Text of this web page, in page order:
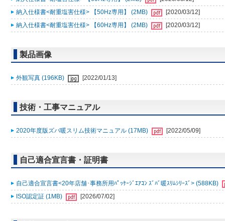
納入仕様書<耐重塩害仕様> 【50Hz専用】 (2MB)
[2020/03/12]
納入仕様書<耐重塩害仕様> 【60Hz専用】 (2MB)
[2020/03/12]
製品画像
外観写真 (196KB) [2022/01/13]
技術・工事マニュアル
2020年度版ズバ暖スリム技術マニュアル (17MB) [2022/05/09]
自己適合宣言書・証明書
自己適合宣言書<20年店舗･事務所用ﾊﾟｯｹｰｼﾞｴｱｺﾝ ｽﾞﾊﾞ暖ｽﾘﾑｼﾘｰｽﾞ> (588KB)
ISO認定証 (1MB)
[2026/07/02]